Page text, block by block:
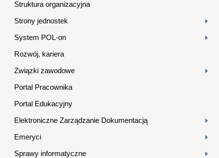
Struktura organizacyjna
Strony jednostek
System POL-on
Rozwój, kariera
Związki zawodowe
Portal Pracownika
Portal Edukacyjny
Elektroniczne Zarządzanie Dokumentacją
Emeryci
Sprawy informatyczne